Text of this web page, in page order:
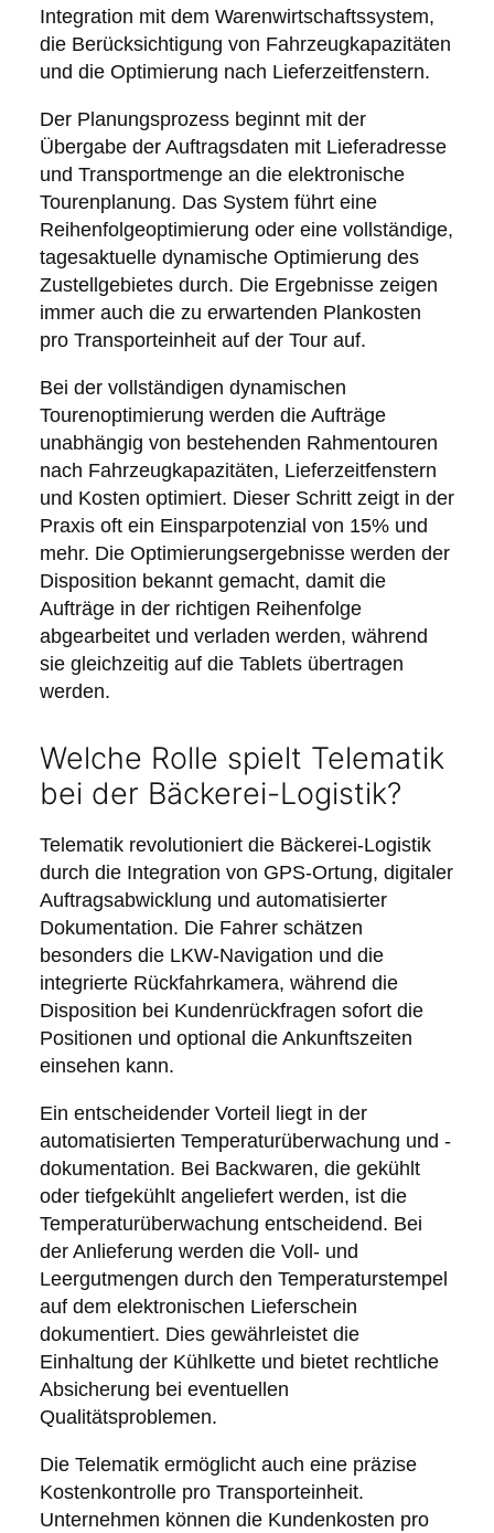
Integration mit dem Warenwirtschaftssystem,
die Berücksichtigung von Fahrzeugkapazitäten
und die Optimierung nach Lieferzeitfenstern.
Der Planungsprozess beginnt mit der
Übergabe der Auftragsdaten mit Lieferadresse
und Transportmenge an die elektronische
Tourenplanung. Das System führt eine
Reihenfolgeoptimierung oder eine vollständige,
tagesaktuelle dynamische Optimierung des
Zustellgebietes durch. Die Ergebnisse zeigen
immer auch die zu erwartenden Plankosten
pro Transporteinheit auf der Tour auf.
Bei der vollständigen dynamischen
Tourenoptimierung werden die Aufträge
unabhängig von bestehenden Rahmentouren
nach Fahrzeugkapazitäten, Lieferzeitfenstern
und Kosten optimiert. Dieser Schritt zeigt in der
Praxis oft ein Einsparpotenzial von 15% und
mehr. Die Optimierungsergebnisse werden der
Disposition bekannt gemacht, damit die
Aufträge in der richtigen Reihenfolge
abgearbeitet und verladen werden, während
sie gleichzeitig auf die Tablets übertragen
werden.
Welche Rolle spielt Telematik
bei der Bäckerei-Logistik?
Telematik revolutioniert die Bäckerei-Logistik
durch die Integration von GPS-Ortung, digitaler
Auftragsabwicklung und automatisierter
Dokumentation. Die Fahrer schätzen
besonders die LKW-Navigation und die
integrierte Rückfahrkamera, während die
Disposition bei Kundenrückfragen sofort die
Positionen und optional die Ankunftszeiten
einsehen kann.
Ein entscheidender Vorteil liegt in der
automatisierten Temperaturüberwachung und -
dokumentation. Bei Backwaren, die gekühlt
oder tiefgekühlt angeliefert werden, ist die
Temperaturüberwachung entscheidend. Bei
der Anlieferung werden die Voll- und
Leergutmengen durch den Temperaturstempel
auf dem elektronischen Lieferschein
dokumentiert. Dies gewährleistet die
Einhaltung der Kühlkette und bietet rechtliche
Absicherung bei eventuellen
Qualitätsproblemen.
Die Telematik ermöglicht auch eine präzise
Kostenkontrolle pro Transporteinheit.
Unternehmen können die Kundenkosten pro